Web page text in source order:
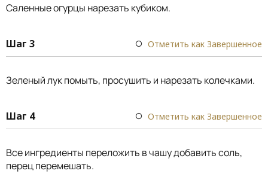
Саленные огурцы нарезать кубиком.
Шаг 3 Отметить как Завершенное
Зеленый лук помыть, просушить и нарезать колечками.
Шаг 4 Отметить как Завершенное
Все ингредиенты переложить в чашу добавить соль,
перец перемешать.